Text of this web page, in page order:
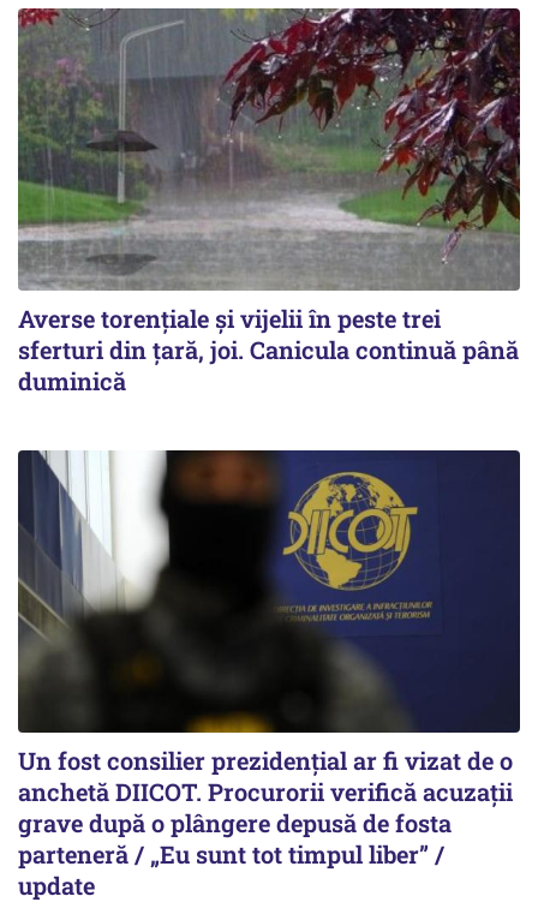
Averse torențiale și vijelii în peste trei
sferturi din țară, joi. Canicula continuă până
duminică
Un fost consilier prezidențial ar fi vizat de o
anchetă DIICOT. Procurorii verifică acuzații
grave după o plângere depusă de fosta
parteneră / „Eu sunt tot timpul liber” /
update